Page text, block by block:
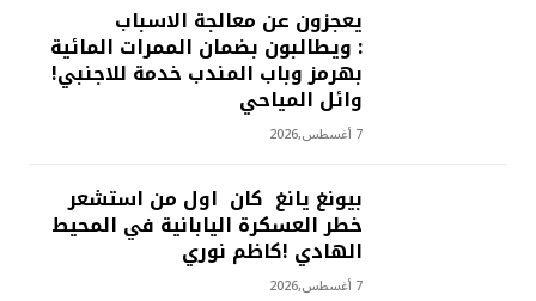
يعجزون عن معالجة الاسباب
: ويطالبون بضمان الممرات المائية
بهرمز وباب المندب خدمة للاجنبي!
وائل المياحي
7 أغسطس,2026
بيونغ يانغ كان اول من استشعر
خطر العسكرة اليابانية في المحيط
الهادي !كاظم نوري
7 أغسطس,2026